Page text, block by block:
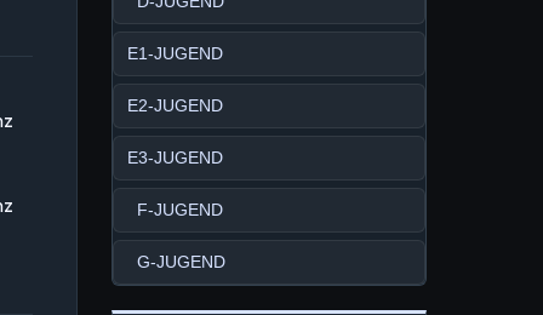
E1-JUGEND
E2-JUGEND
E3-JUGEND
F-JUGEND
G-JUGEND